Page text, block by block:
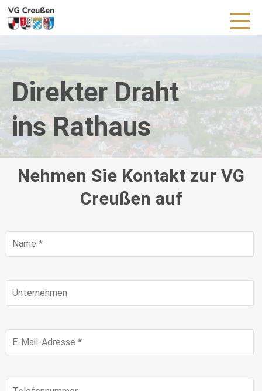
Direkter Draht
ins Rathaus
Nehmen Sie Kontakt zur VG
Creußen auf